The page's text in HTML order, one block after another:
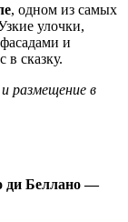
, одном из самых
улочки,
и
в сказку.
размещение в
ди Беллано —